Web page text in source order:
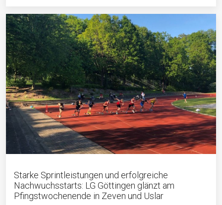
Starke Sprintleistungen und erfolgreiche
Nachwuchsstarts: LG Göttingen glänzt am
Pfingstwochenende in Zeven und Uslar